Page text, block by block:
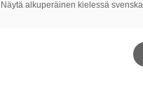
Näytä alkuperäinen kielessä svenska